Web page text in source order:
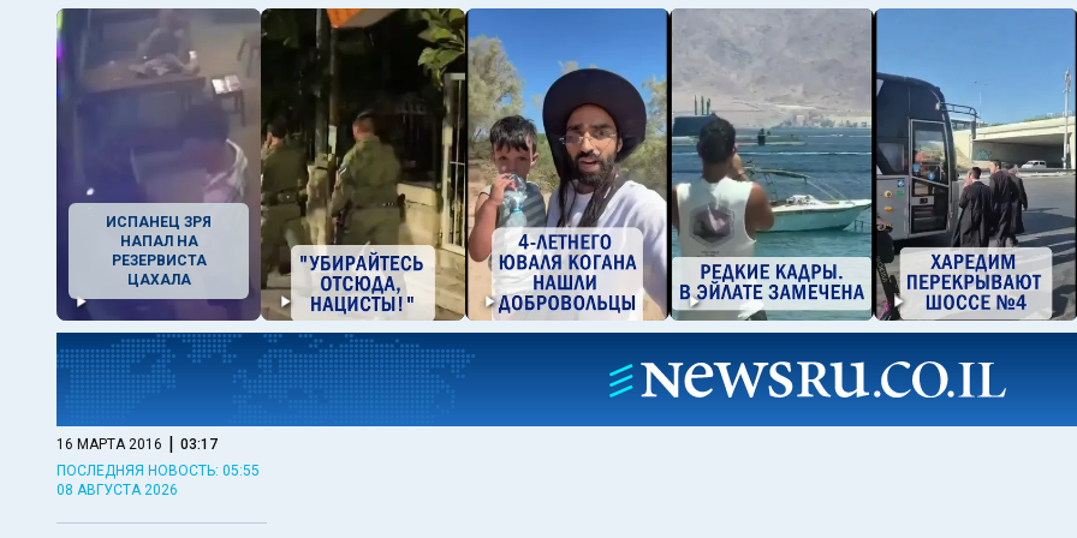
ИСПАНЕЦ ЗРЯ
НАПАЛ НА
РЕЗЕРВИСТА
ЦАХАЛА
16 МАРТА 2016 | 03:17
ПОСЛЕДНЯЯ НОВОСТЬ: 05:55
08 АВГУСТА 2026